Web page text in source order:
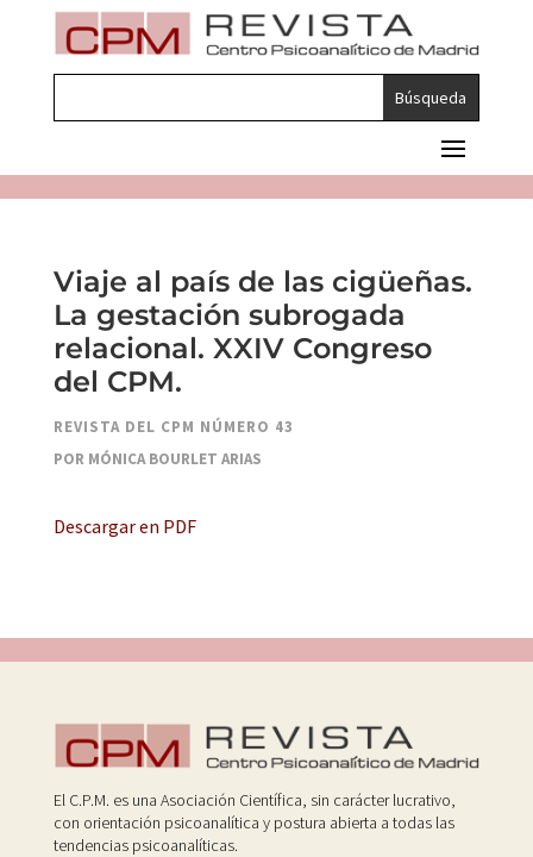
Viaje al país de las cigüeñas.
La gestación subrogada
relacional. XXIV Congreso
del CPM.
REVISTA DEL CPM NÚMERO 43
POR MÓNICA BOURLET ARIAS
Descargar en PDF
El C.P.M. es una Asociación Científica, sin carácter lucrativo,
con orientación psicoanalítica y postura abierta a todas las
tendencias psicoanalíticas.